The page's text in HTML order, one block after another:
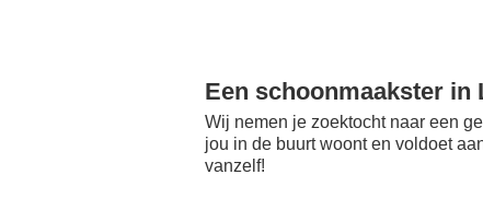
Een schoonmaakster in
Wij nemen je zoektocht naar een
jou in de buurt woont en voldoet
vanzelf!